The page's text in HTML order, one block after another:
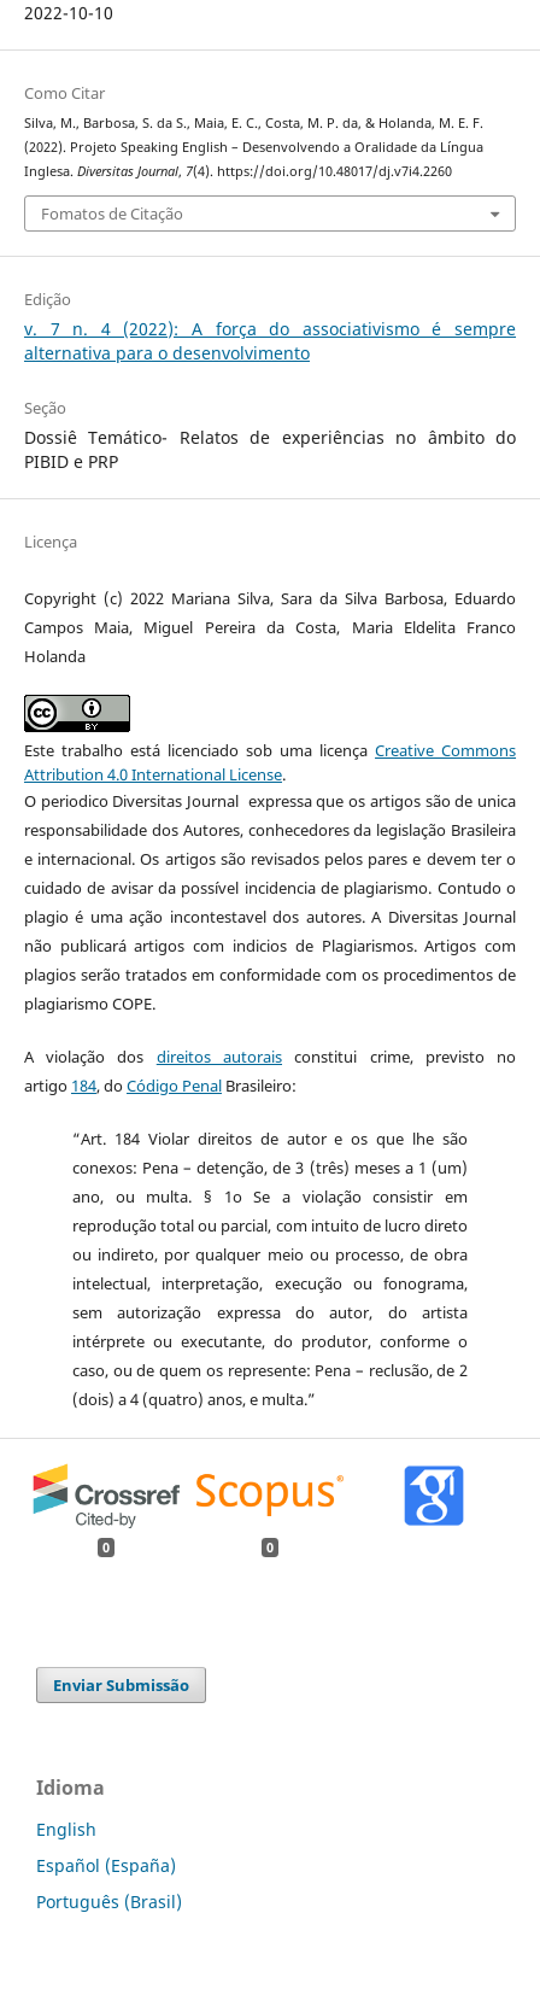
2022-10-10
Como Citar
Silva, M., Barbosa, S. da S., Maia, E. C., Costa, M. P. da, & Holanda, M. E. F.
(2022). Projeto Speaking English – Desenvolvendo a Oralidade da Língua
Inglesa. Diversitas Journal, 7(4). https://doi.org/10.48017/dj.v7i4.2260
Fomatos de Citação
Edição
v. 7 n. 4 (2022): A força do associativismo é sempre
alternativa para o desenvolvimento
Seção
Dossiê Temático- Relatos de experiências no âmbito do
PIBID e PRP
Licença
Copyright (c) 2022 Mariana Silva, Sara da Silva Barbosa, Eduardo
Campos Maia, Miguel Pereira da Costa, Maria Eldelita Franco
Holanda
Este trabalho está licenciado sob uma licençaCreative Commons
Attribution 4.0 International License.
O periodico Diversitas Journal expressa que os artigos são de unica
responsabilidade dos Autores, conhecedores da legislação Brasileira
e internacional. Os artigos são revisados pelos pares e devem ter o
cuidado de avisar da possível incidencia de plagiarismo. Contudo o
plagio é uma ação incontestavel dos autores. A Diversitas Journal
não publicará artigos com indicios de Plagiarismos. Artigos com
plagios serão tratados em conformidade com os procedimentos de
plagiarismo COPE.
A violação dos direitos autorais constitui crime, previsto no
artigo 184, doCódigo PenalBrasileiro:
“Art. 184 Violar direitos de autor e os que lhe são
conexos: Pena – detenção, de 3 (três) meses a 1 (um)
ano, ou multa. § 1o Se a violação consistir em
reprodução total ou parcial, com intuito de lucro direto
ou indireto, por qualquer meio ou processo, de obra
intelectual, interpretação, execução ou fonograma,
sem autorização expressa do autor, do artista
intérprete ou executante, do produtor, conforme o
caso, ou de quem os represente: Pena – reclusão, de 2
(dois) a 4 (quatro) anos, e multa.”
0 0
Enviar Submissão
Idioma
English
Español (España)
Português (Brasil)